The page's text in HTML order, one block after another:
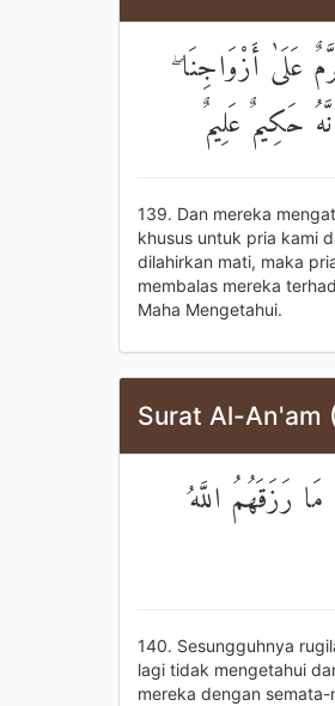
عَلَىٰ أَزْوَاجِنَا
حَكِيمٌ عَلِيمٌ
139. Dan mereka
khusus untuk pria kami
dilahirkan mati, maka
membalas mereka
Maha Mengetahui.
Surat Al-An'am
رَزَقَهُمُ اللَّهُ
140. Sesungguhnya
lagi tidak mengetahui
mereka dengan